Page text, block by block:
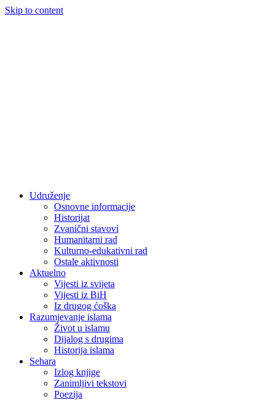
Skip to content
Udruženje
Osnovne informacije
Historijat
Zvanični stavovi
Humanitarni rad
Kulturno-edukativni rad
Ostale aktivnosti
Aktuelno
Vijesti iz svijeta
Vijesti iz BiH
Iz drugog ćoška
Razumjevanje islama
Život u islamu
Dijalog s drugima
Historija islama
Sehara
Izlog knjige
Zanimljivi tekstovi
Poezija